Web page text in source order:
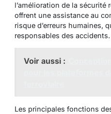
l’amélioration de la
offrent une assistance au
risque d’erreurs humaines,
responsables des accidents.
Voir aussi :
Les principales fonctions